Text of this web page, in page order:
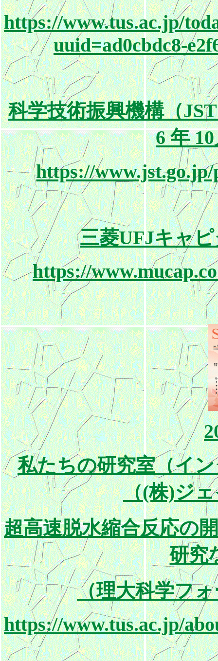
https://www.tus.ac.jp/
uuid=ad0cbdc8-
科学技術振興機構（
6 年
https://
三菱UFJキャ
https://
私たちの研究室（イ
（(株)ジ
超高速脱水縮合反応の
研究
（理大科学フ
https://www.tus.ac.jp/